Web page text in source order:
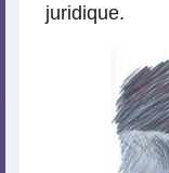
juridique.